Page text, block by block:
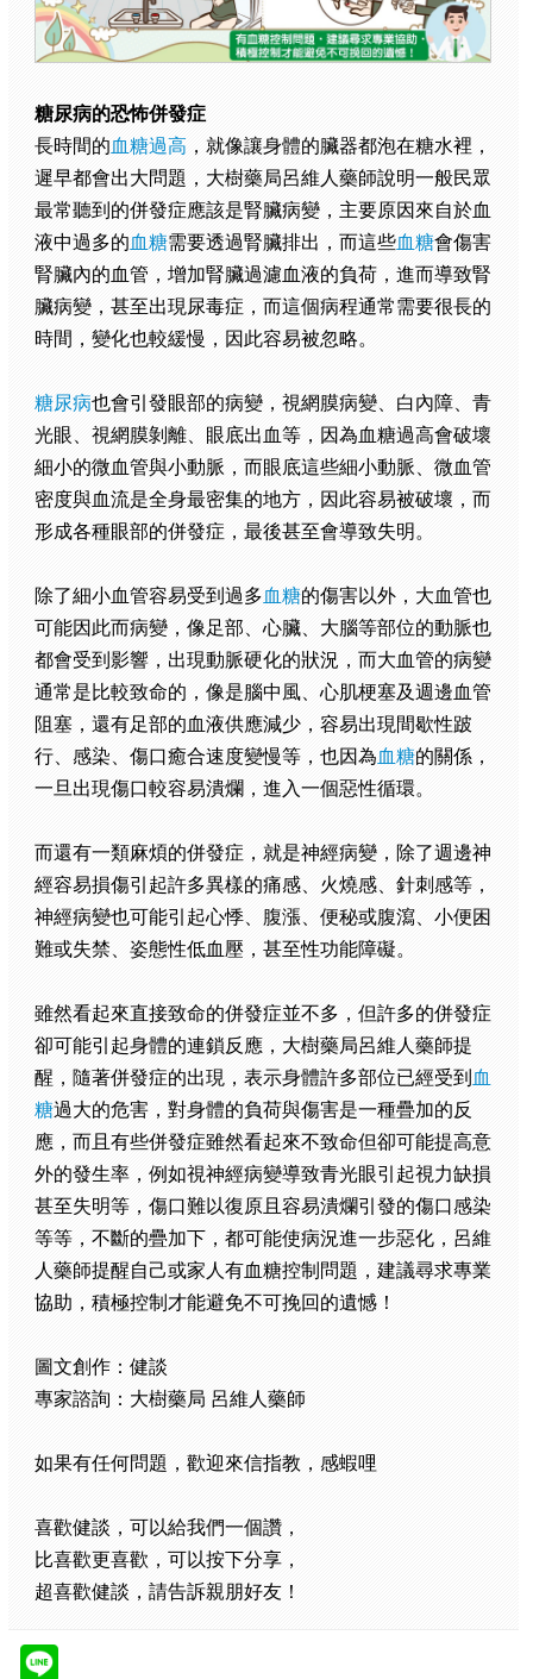
糖尿病的恐怖併發症
長時間的血糖過高 ，就像讓身體的臟器都泡在糖水裡，
遲早都會出大問題，大樹藥局呂維人藥師說明一般民眾
最常聽到的併發症應該是腎臟病變，主要原因來自於血
液中過多的血糖需要透過腎臟排出，而這些血糖會傷害
腎臟內的血管，增加腎臟過濾血液的負荷，進而導致腎
臟病變，甚至出現尿毒症，而這個病程通常需要很長的
時間，變化也較緩慢，因此容易被忽略。
糖尿病也會引發眼部的病變，視網膜病變、白內障、青
光眼、視網膜剝離、眼底出血等，因為血糖過高會破壞
細小的微血管與小動脈，而眼底這些細小動脈、微血管
密度與血流是全身最密集的地方，因此容易被破壞，而
形成各種眼部的併發症，最後甚至會導致失明。
除了細小血管容易受到過多血糖的傷害以外，大血管也
可能因此而病變，像足部、心臟、大腦等部位的動脈也
都會受到影響，出現動脈硬化的狀況，而大血管的病變
通常是比較致命的，像是腦中風、心肌梗塞及週邊血管
阻塞，還有足部的血液供應減少，容易出現間歇性跛
行、感染、傷口癒合速度變慢等，也因為血糖的關係，
一旦出現傷口較容易潰爛，進入一個惡性循環。
而還有一類麻煩的併發症，就是神經病變，除了週邊神
經容易損傷引起許多異樣的痛感、火燒感、針刺感等，
神經病變也可能引起心悸、腹漲、便秘或腹瀉、小便困
難或失禁、姿態性低血壓，甚至性功能障礙。
雖然看起來直接致命的併發症並不多，但許多的併發症
卻可能引起身體的連鎖反應，大樹藥局呂維人藥師提
醒，隨著併發症的出現，表示身體許多部位已經受到血
糖過大的危害，對身體的負荷與傷害是一種疊加的反
應，而且有些併發症雖然看起來不致命但卻可能提高意
外的發生率，例如視神經病變導致青光眼引起視力缺損
甚至失明等，傷口難以復原且容易潰爛引發的傷口感染
等等，不斷的疊加下，都可能使病況進一步惡化，呂維
人藥師提醒自己或家人有血糖控制問題，建議尋求專業
協助，積極控制才能避免不可挽回的遺憾！
圖文創作：健談
專家諮詢：大樹藥局 呂維人藥師
如果有任何問題，歡迎來信指教，感蝦哩
喜歡健談，可以給我們一個讚，
比喜歡更喜歡，可以按下分享，
超喜歡健談，請告訴親朋好友！